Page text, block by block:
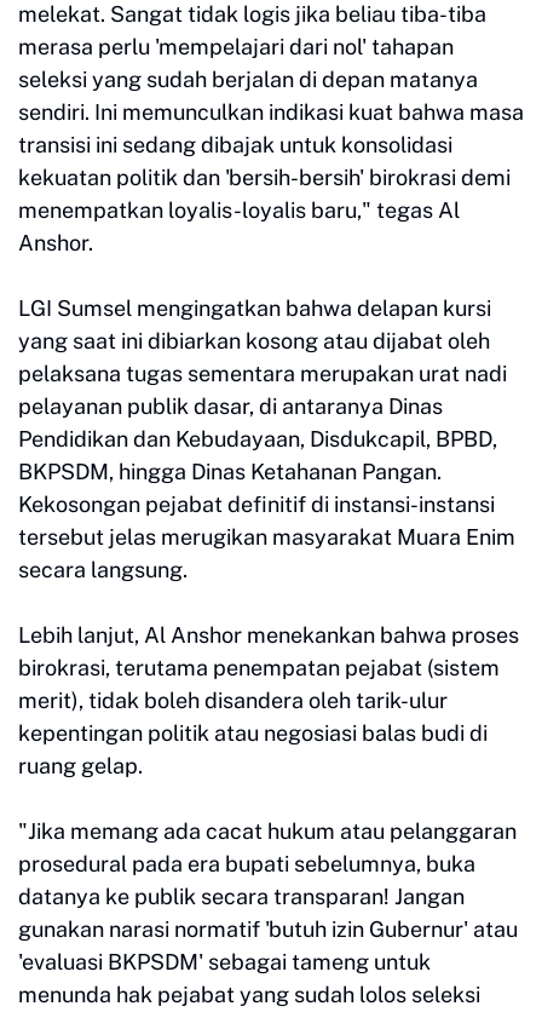
melekat. Sangat tidak logis jika beliau tiba-tiba
merasa perlu 'mempelajari dari nol' tahapan
seleksi yang sudah berjalan di depan matanya
sendiri. Ini memunculkan indikasi kuat bahwa masa
transisi ini sedang dibajak untuk konsolidasi
kekuatan politik dan 'bersih-bersih' birokrasi demi
menempatkan loyalis-loyalis baru," tegas Al
Anshor.
LGI Sumsel mengingatkan bahwa delapan kursi
yang saat ini dibiarkan kosong atau dijabat oleh
pelaksana tugas sementara merupakan urat nadi
pelayanan publik dasar, di antaranya Dinas
Pendidikan dan Kebudayaan, Disdukcapil, BPBD,
BKPSDM, hingga Dinas Ketahanan Pangan.
Kekosongan pejabat definitif di instansi-instansi
tersebut jelas merugikan masyarakat Muara Enim
secara langsung.
Lebih lanjut, Al Anshor menekankan bahwa proses
birokrasi, terutama penempatan pejabat (sistem
merit), tidak boleh disandera oleh tarik-ulur
kepentingan politik atau negosiasi balas budi di
ruang gelap.
"Jika memang ada cacat hukum atau pelanggaran
prosedural pada era bupati sebelumnya, buka
datanya ke publik secara transparan! Jangan
gunakan narasi normatif 'butuh izin Gubernur' atau
'evaluasi BKPSDM' sebagai tameng untuk
menunda hak pejabat yang sudah lolos seleksi